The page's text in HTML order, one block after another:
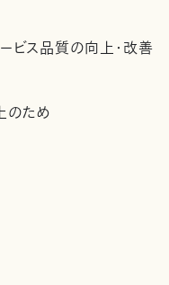
ビス品質の向上・改善
のため